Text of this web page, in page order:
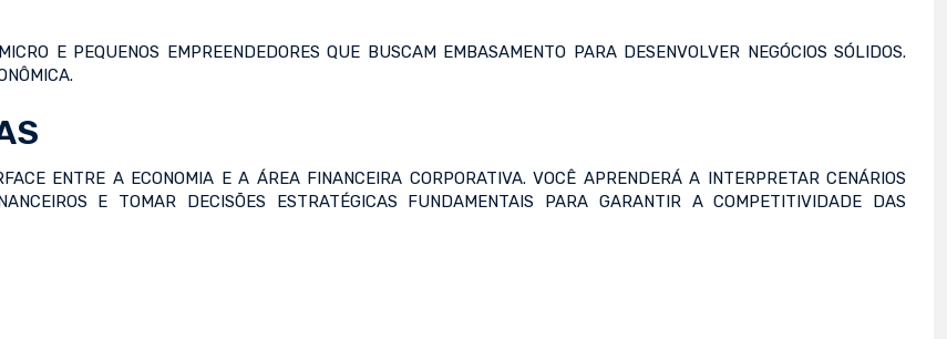
E PEQUENOS EMPREENDEDORES QUE BUSCAM EMBASAMENTO PARA DESENVOLVER NEGÓCIOS SÓLIDOS.
ENTRE A ECONOMIA E A ÁREA FINANCEIRA CORPORATIVA. VOCÊ APRENDERÁ A INTERPRETAR CENÁRIOS
E TOMAR DECISÕES ESTRATÉGICAS FUNDAMENTAIS PARA GARANTIR A COMPETITIVIDADE DAS